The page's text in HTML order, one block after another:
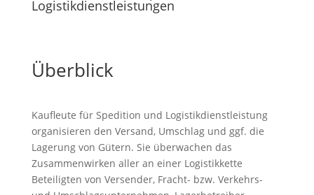
Logistikdienstleistungen
Überblick
Kaufleute für Spedition und Logistikdienstleistung
organisieren den Versand, Umschlag und ggf. die
Lagerung von Gütern. Sie überwachen das
Zusammenwirken aller an einer Logistikkette
Beteiligten von Versender, Fracht- bzw. Verkehrs-